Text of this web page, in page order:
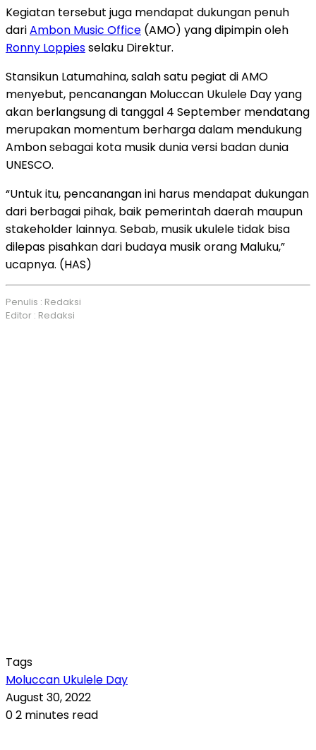
Kegiatan tersebut juga mendapat dukungan penuh
dariAmbon Music Office (AMO) yang dipimpin oleh
Ronny Loppiesselaku Direktur.
Stansikun Latumahina, salah satu pegiat di AMO
menyebut, pencanangan Moluccan Ukulele Day yang
akan berlangsung di tanggal 4 September mendatang
merupakan momentum berharga dalam mendukung
Ambon sebagai kota musik dunia versi badan dunia
UNESCO.
“Untuk itu, pencanangan ini harus mendapat dukungan
dari berbagai pihak, baik pemerintah daerah maupun
stakeholder lainnya. Sebab, musik ukulele tidak bisa
dilepas pisahkan dari budaya musik orang Maluku,”
ucapnya. (HAS)
Penulis : Redaksi
Editor : Redaksi
Tags
Moluccan Ukulele Day
August 30, 2022
02 minutes read